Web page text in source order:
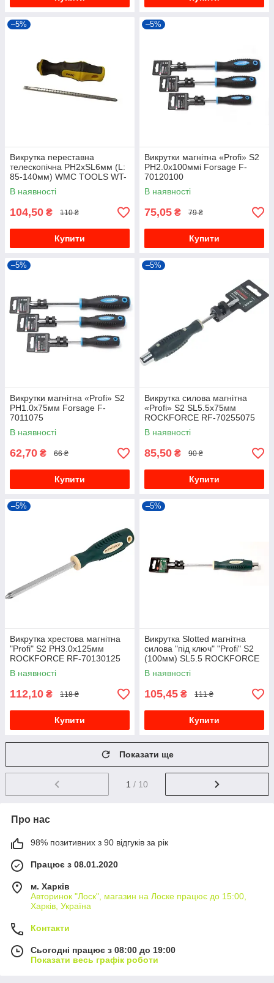
–5%
Викрутка переставна
телескопічна PH2хSL6мм (L:
85-140мм) WMC TOOLS WT-
711A180
В наявності
104,50 ₴ 110 ₴
Купити
–5%
Викрутки магнітна «Profi» S2
PH2.0х100ммі Forsage F-
70120100
В наявності
75,05 ₴ 79 ₴
Купити
–5%
Викрутки магнітна «Profi» S2
PH1.0х75мм Forsage F-
7011075
В наявності
62,70 ₴ 66 ₴
Купити
–5%
Викрутка силова магнітна
«Profi» S2 SL5.5х75мм
ROCKFORCE RF-70255075
В наявності
85,50 ₴ 90 ₴
Купити
–5%
Викрутка хрестова магнітна
"Profi" S2 PH3.0х125мм
ROCKFORCE RF-70130125
В наявності
112,10 ₴ 118 ₴
Купити
–5%
Викрутка Slotted магнітна
силова "під ключ" "Profi" S2
(100мм) SL5.5 ROCKFORCE
RF-70255100
В наявності
105,45 ₴ 111 ₴
Купити
Показати ще
1 / 10
Про нас
98% позитивних з 90 відгуків за рік
Працює з 08.01.2020
м. Харків
Авторинок "Лоск", магазин на Лоске працює до 15:00,
Харків, Україна
Контакти
Сьогодні працює з 08:00 до 19:00
Показати весь графік роботи